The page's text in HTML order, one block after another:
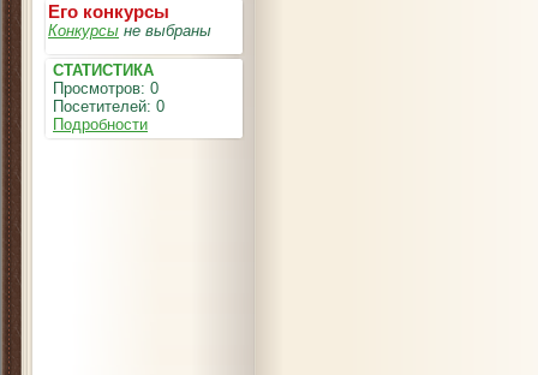
Его конкурсы
Конкурсы не выбраны
СТАТИСТИКА
Просмотров: 0
Посетителей: 0
Подробности